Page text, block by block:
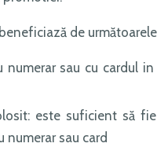
de
numerar sau cu cardul
este suficient să
sau card